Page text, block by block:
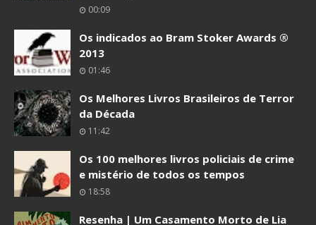
00:09
Os indicados ao Bram Stoker Awards ®
2013
01:46
Os Melhores Livros Brasileiros de Terror
da Década
11:42
Os 100 melhores livros policiais de crime
e mistério de todos os tempos
18:58
Resenha | Um Casamento Morto de Lia